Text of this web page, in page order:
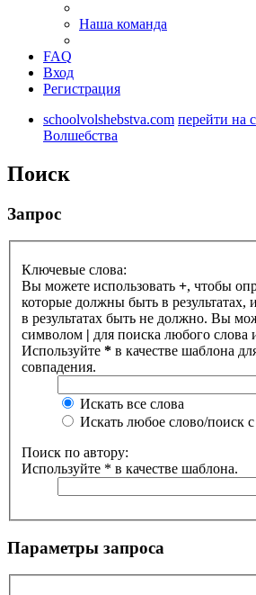
Наша команда
FAQ
Вход
Регистрация
schoolvolshebstva.com перейти на
Волшебства
Поиск
Запрос
Ключевые слова:
Вы можете использовать +, чтобы
которые должны быть в результатах, и
в результатах быть не должно. Вы
символом | для поиска любого слова
Используйте * в качестве шаблона
совпадения.
Искать все слова
Искать любое слово/поиск
Поиск по автору:
Используйте * в качестве шаблона.
Параметры запроса